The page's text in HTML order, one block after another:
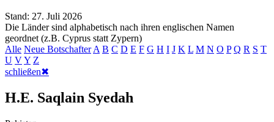
Stand: 27. Juli 2026
Die Länder sind alphabetisch nach ihren englischen Namen
geordnet (z.B. Cyprus statt Zypern)
Alle Neue Botschafter A B C D E F G H I J K L M N O P Q R S T
U VY Z
schließen✖
H.E. Saqlain Syedah